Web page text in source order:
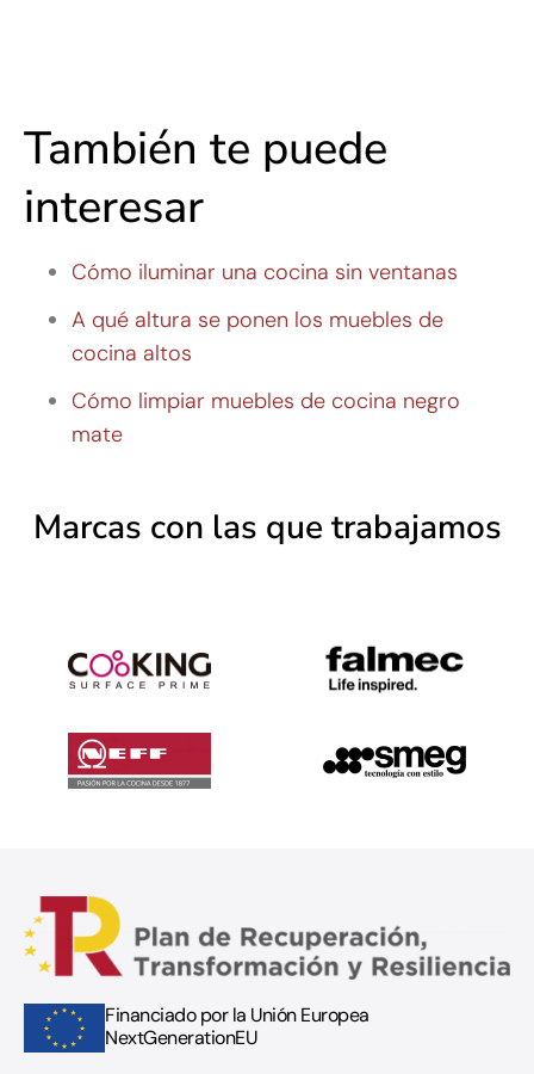
También te puede
interesar
Cómo iluminar una cocina sin ventanas
A qué altura se ponen los muebles de
cocina altos
Cómo limpiar muebles de cocina negro
mate
Marcas con las que trabajamos
Financiado por la Unión Europea
NextGenerationEU